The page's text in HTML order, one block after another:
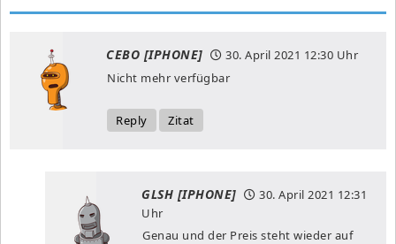
CEBO [IPHONE] 30. April 2021 12:30 Uhr
Nicht mehr verfügbar
Reply Zitat
GLSH [IPHONE] 30. April 2021 12:31
Uhr
Genau und der Preis steht wieder auf